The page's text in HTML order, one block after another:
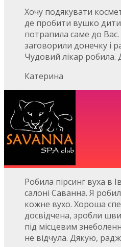
Хочу подякувати
де пробити вушко
потрапила саме до
заговорили донечку і
Чудовий лікар робила.
Катерина
Робила пірсинг вуха в
салоні Саванна. Я
кожне вухо. Хороша
досвідчена, зробли
під місцевим
не відчула. Дякую,